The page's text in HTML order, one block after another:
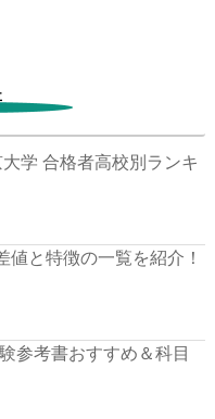
学 合格者高校別ランキ
値と特徴の一覧を紹介！
参考書おすすめ＆科目